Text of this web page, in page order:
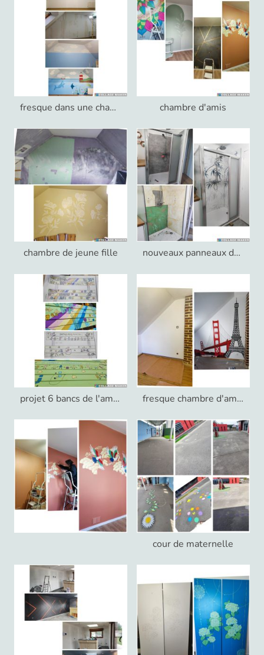
fresque dans une chambre de garçon chambre d'amis
chambre de jeune fille nouveaux panneaux de douche en alu
projet 6 bancs de l'amitié fresque chambre d'amis, thème imposé
cour de maternelle